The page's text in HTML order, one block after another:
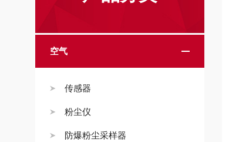
空气
传感器
粉尘仪
防爆粉尘采样器